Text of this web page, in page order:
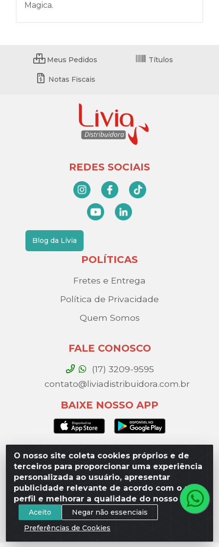
Magica.
O nosso site coleta cookies próprios e de
terceiros para proporcionar uma experiência
personalizada ao usuário, apresentar
publicidade relevante de acordo com o seu
perfil e melhorar a qualidade do nosso site.
Aceito
Negar não essenciais
Preferências de Cookies
Meus Pedidos Títulos
Notas Fiscais
REDES SOCIAIS
Blog da Lívia
POLÍTICAS
Fretes e Entrega
Política de Privacidade
Quem Somos
FALE CONOSCO
(17) 3209-9595
contato@liviadistribuidora.com.br
BAIXE NOSSO APP
Lívia Distribuidora - Av. Percy Gandini, 329 – Vila
Toninho, São José do Rio Preto / SP - CEP 15077-
000 - CNPJ 49.975.923/0003-10